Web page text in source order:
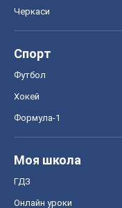
Черкаси
Спорт
Футбол
Хокей
Формула-1
Моя школа
ГДЗ
Онлайн уроки